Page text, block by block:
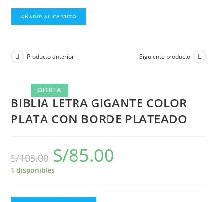
AÑADIR AL CARRITO
¡OFERTA!
Producto anterior Siguiente producto
BIBLIA LETRA GIGANTE COLOR
PLATA CON BORDE PLATEADO
S/105.00 S/85.00
1 disponibles